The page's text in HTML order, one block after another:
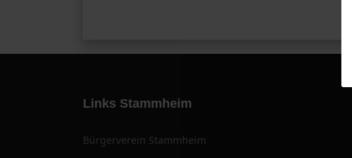
Links Stammheim
Bürgerverein Stammheim